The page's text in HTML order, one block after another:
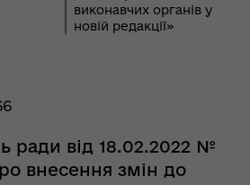
виконавчих органів у
новій редакції»
ради від 18.02.2022 №
внесення змін до